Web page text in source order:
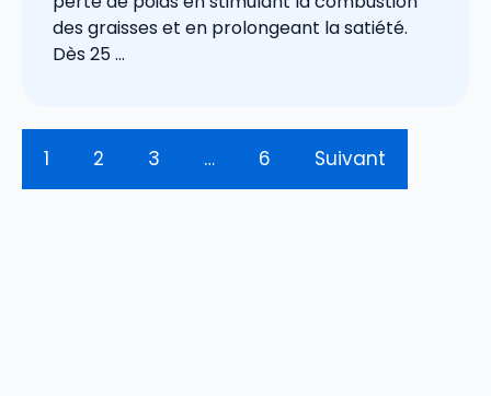
des graisses et en prolongeant la satiété.
Dès 25 ...
1 2 3 … 6 Suivant